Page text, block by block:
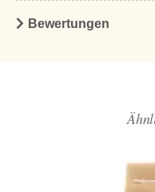
Bewertungen